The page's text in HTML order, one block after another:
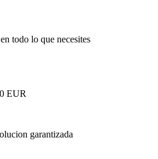
todo lo que necesites
EUR
garantizada